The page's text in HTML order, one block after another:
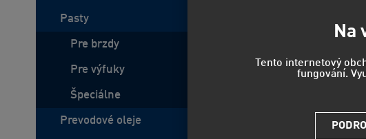
Pasty
Pre brzdy
Pre výfuky
Špeciálne
Prevodové oleje
Na
Tento internetový
fungování.